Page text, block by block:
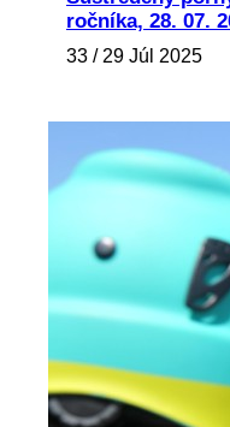
ročníka, 28. 07.
33 / 29 Júl 2025